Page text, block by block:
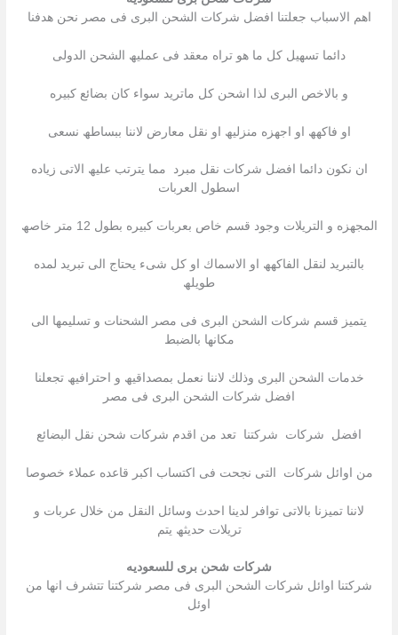
اھم الاسباب جعلتنا افضل شركات الشحن البرى فى مصر نحن ھدفنا
دائما تسھیل كل ما ھو تراه معقد فى عملیھ الشحن الدولى
و بالاخص البرى لذا اشحن كل ماترید سواء كان بضائع كبیره
او فاكھھ او اجھزه منزلیھ او نقل معارض لاننا ببساطھ نسعى
ان نكون دائما افضل شركات نقل مبرد مما یترتب علیھ الاتى زیاده
اسطول العربات
المجھزه و التریلات وجود قسم خاص بعربات كبیره بطول 12 متر خاصھ
بالتبرید لنقل الفاكھھ او الاسماك او كل شىء یحتاج الى تبرید لمده
طویلھ
یتمیز قسم شركات الشحن البرى فى مصر الشحنات و تسلیمھا الى
مكانھا بالضبط
خدمات الشحن البرى وذلك لاننا نعمل بمصداقیھ و احترافیھ تجعلنا
افضل شركات الشحن البرى فى مصر
افضل شركات شركتنا تعد من اقدم شركات شحن نقل البضائع
من اوائل شركات التى نجحت فى اكتساب اكبر قاعده عملاء خصوصا
لاننا تمیزنا بالاتى توافر لدینا احدث وسائل النقل من خلال عربات و
تریلات حدیثھ یتم
شركات شحن برى للسعوديه
شركتنا اوائل شركات الشحن البرى فى مصر شركتنا تتشرف انھا من
اوئل